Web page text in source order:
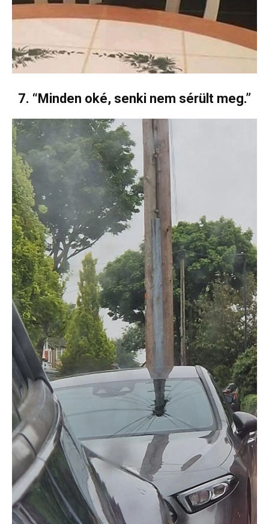
7. “Minden oké, senki nem sérült meg.”